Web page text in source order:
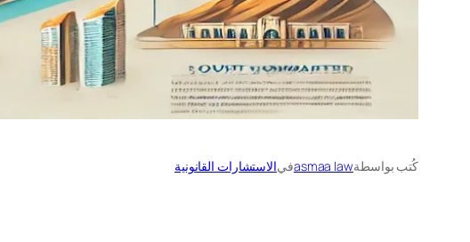
كُتب بواسطةasmaa lawفيالاستشارات القانونية